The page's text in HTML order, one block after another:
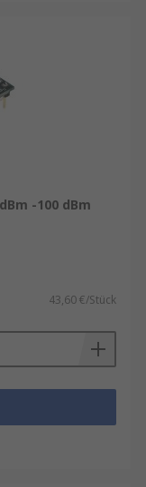
-100 dBm
43,60 €/Stück